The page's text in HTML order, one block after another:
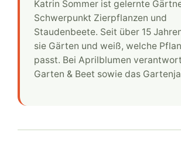
Katrin Sommer ist gelernte
Schwerpunkt Zierpflanzen und
Staudenbeete. Seit über 15
sie Gärten und weiß, welche
passt. Bei Aprilblumen
Garten & Beet sowie das